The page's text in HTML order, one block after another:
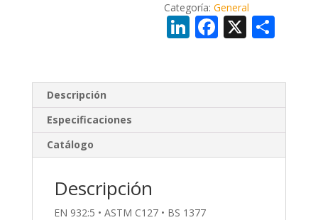
Categoría:General
Li
dI
n
F
o
o
k
X
ar
ti
r
Descripción
Especificaciones
Catálogo
Descripción
EN 932:5 • ASTM C127 • BS 1377